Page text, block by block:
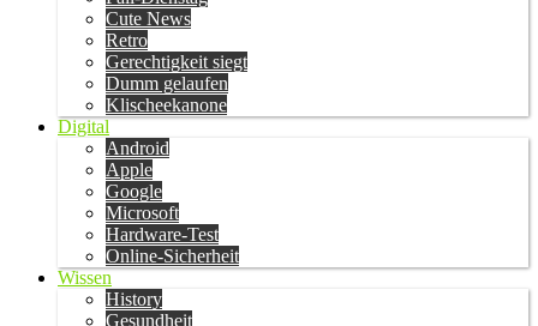
Cute News
Retro
Gerechtigkeit siegt
Dumm gelaufen
Klischeekanone
Digital
Android
Apple
Google
Microsoft
Hardware-Test
Online-Sicherheit
Wissen
History
Gesundheit